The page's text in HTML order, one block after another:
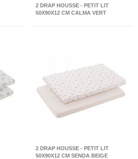
2 DRAP HOUSSE - PETIT LIT
50X90X12 CM CALMA VERT
2 DRAP HOUSSE - PETIT LIT
50X90X12 CM SENDA BEIGE